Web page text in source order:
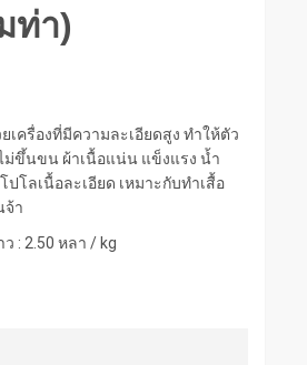
ท่า)
เครื่องที่มีความละเอียดสูง ทำให้ตัว
ม่ขึ้นขน ผ้าเนื้อแน่น แข็งแรง น้ำ
โลเนื้อละเอียด เหมาะกับทำเสื้อ
จ้า
: 2.50 หลา / kg